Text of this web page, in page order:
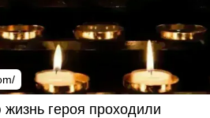
героя проходили